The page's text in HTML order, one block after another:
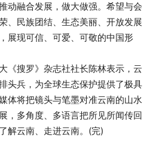
动融合发展，做大做强。希望与会
、民族团结、生态美丽、开放发展
展现可信、可爱、可敬的中国形
搜罗》杂志社社长陈林表示，云
头兵，为全球生态保护提供了极具
体将把镜头与笔墨对准云南的山水
，多角度、多语言把所见所闻传回
解云南、走进云南。(完)